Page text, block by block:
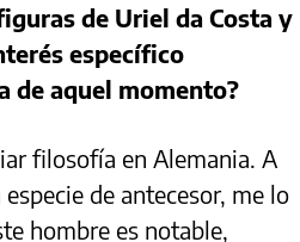
de Uriel da Costa y
específico
de aquel momento?
filosofía en Alemania. A
de antecesor, me lo
hombre es notable,